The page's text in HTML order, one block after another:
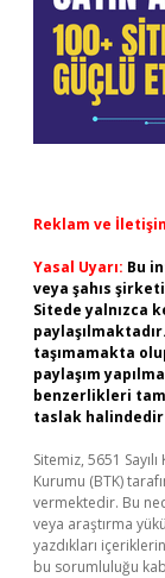
Reklam ve
Yasal Uyarı: Bu
veya şahıs
Sitede yalnızca
taşımamakta
paylaşım
benzerlikleri
taslak
Sitemiz, 5651
Kurumu (BTK)
vermektedir. Bu
veya araştırma
yazdıkları
bu sorumluluğu